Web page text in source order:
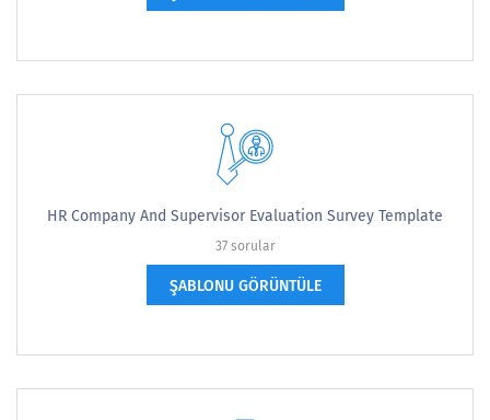
HR Company And Supervisor Evaluation Survey Template
37 sorular
ŞABLONU GÖRÜNTÜLE